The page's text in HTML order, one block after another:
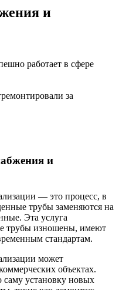
и
работает в сфере
за
и
— это процесс, в
трубы заменяются на
Эта услуга
трубы изношены, имеют
стандартам.
может
объектах.
саму установку новых